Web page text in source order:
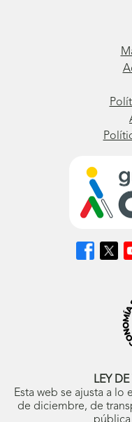
Síguenos
en
en
nueva)
LEY
Esta web se ajusta a lo
de diciembre, de